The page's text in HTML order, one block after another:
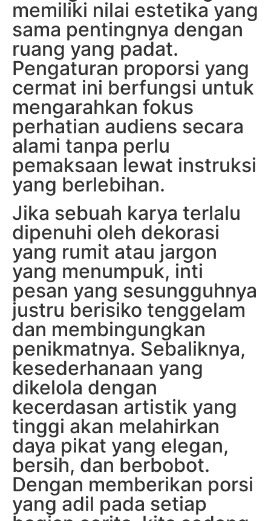
memiliki nilai estetika yang
sama pentingnya dengan
ruang yang padat.
Pengaturan proporsi yang
cermat ini berfungsi untuk
mengarahkan fokus
perhatian audiens secara
alami tanpa perlu
pemaksaan lewat instruksi
yang berlebihan.
Jika sebuah karya terlalu
dipenuhi oleh dekorasi
yang rumit atau jargon
yang menumpuk, inti
pesan yang sesungguhnya
justru berisiko tenggelam
dan membingungkan
penikmatnya. Sebaliknya,
kesederhanaan yang
dikelola dengan
kecerdasan artistik yang
tinggi akan melahirkan
daya pikat yang elegan,
bersih, dan berbobot.
Dengan memberikan porsi
yang adil pada setiap